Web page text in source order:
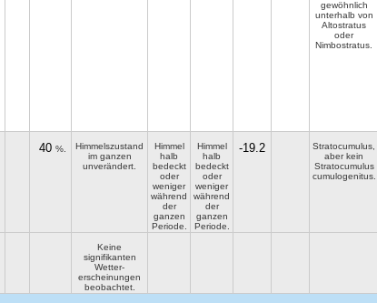
gewöhnlich
unterhalb von
Altostratus
oder
Nimbostratus.
40 %.
Himmelszustand
im ganzen
unverändert.
Himmel
halb
bedeckt
oder
weniger
während
der
ganzen
Periode.
Himmel
halb
bedeckt
oder
weniger
während
der
ganzen
Periode.
-19.2
Stratocumulus,
aber kein
Stratocumulus
cumulogenitus.
Keine
signifikanten
Wetter­
erscheinungen
beobachtet.